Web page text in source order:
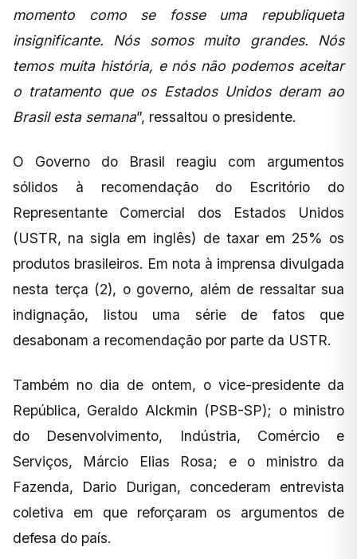
momento como se fosse uma republiqueta
insignificante. Nós somos muito grandes. Nós
temos muita história, e nós não podemos aceitar
o tratamento que os Estados Unidos deram ao
Brasil esta semana”, ressaltou o presidente.
O Governo do Brasil reagiu com argumentos
sólidos à recomendação do Escritório do
Representante Comercial dos Estados Unidos
(USTR, na sigla em inglês) de taxar em 25% os
produtos brasileiros. Em nota à imprensa divulgada
nesta terça (2), o governo, além de ressaltar sua
indignação, listou uma série de fatos que
desabonam a recomendação por parte da USTR.
Também no dia de ontem, o vice-presidente da
República, Geraldo Alckmin (PSB-SP); o ministro
do Desenvolvimento, Indústria, Comércio e
Serviços, Márcio Elias Rosa; e o ministro da
Fazenda, Dario Durigan, concederam entrevista
coletiva em que reforçaram os argumentos de
defesa do país.